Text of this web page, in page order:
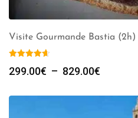
Visite Gourmande Bastia (2h)
299.00€ – 829.00€
prix :
299.00€